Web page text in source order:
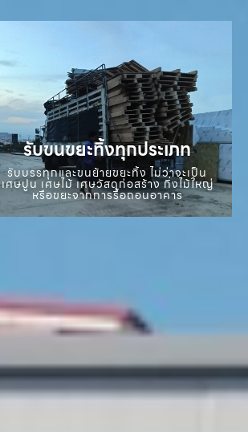
รับขนขยะทิ้งทุกประเภท
รับบรรทุกและขนย้ายขยะทิ้ง ไม่ว่าจะเป็น
เศษปูน เศษไม้ เศษวัสดุก่อสร้าง กิ่งไม้ใหญ่
หรือขยะจากการรื้อถอนอาคาร